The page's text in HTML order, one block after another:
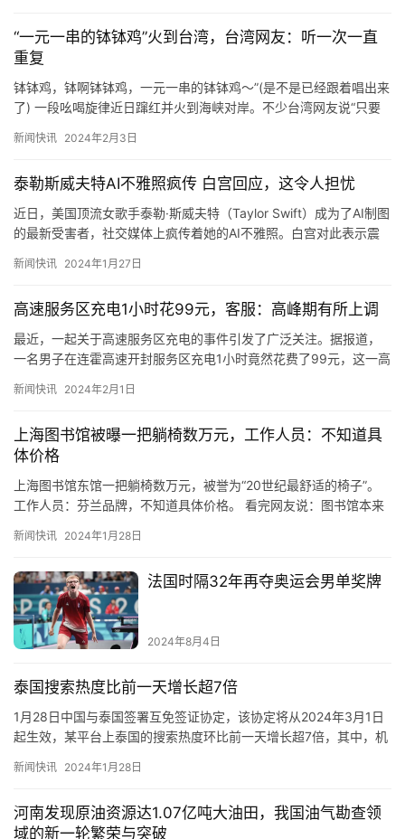
“一元一串的钵钵鸡”火到台湾，台湾网友：听一次一直
重复
钵钵鸡，钵啊钵钵鸡，一元一串的钵钵鸡～”(是不是已经跟着唱出来
了) 一段吆喝旋律近日蹿红并火到海峡对岸。不少台湾网友说“只要
新闻快讯 2024年2月3日
泰勒斯威夫特AI不雅照疯传 白宫回应，这令人担忧
近日，美国顶流女歌手泰勒·斯威夫特（Taylor Swift）成为了AI制图
的最新受害者，社交媒体上疯传着她的AI不雅照。白宫对此表示震
新闻快讯 2024年1月27日
高速服务区充电1小时花99元，客服：高峰期有所上调
最近，一起关于高速服务区充电的事件引发了广泛关注。据报道，
一名男子在连霍高速开封服务区充电1小时竟然花费了99元，这一高
新闻快讯 2024年2月1日
上海图书馆被曝一把躺椅数万元，工作人员：不知道具
体价格
上海图书馆东馆一把躺椅数万元，被誉为“20世纪最舒适的椅子”。
工作人员：芬兰品牌，不知道具体价格。 看完网友说：图书馆本来
新闻快讯 2024年1月28日
法国时隔32年再夺奥运会男单奖牌
2024年8月4日
泰国搜索热度比前一天增长超7倍
1月28日中国与泰国签署互免签证协定，该协定将从2024年3月1日
起生效，某平台上泰国的搜索热度环比前一天增长超7倍，其中，机
新闻快讯 2024年1月28日
河南发现原油资源达1.07亿吨大油田，我国油气勘查领
域的新一轮繁荣与突破